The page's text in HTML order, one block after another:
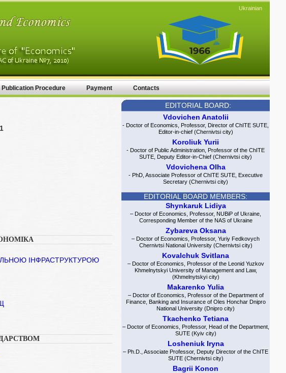
Publication Procedure Payment Contacts
ІНФРАСТРУКТУРОЮ
Ukrainian
EDITORIAL BOARD:
Vdovichen Anatolii
- Doctor of Economics, Professor, Director of ChITE SUTE,
Editor-in-chief (Chernivtsi city)
Koroliuk Yurii
- Doctor of Public Administration, Professor of the ChITE
SUTE, Deputy Editor-in-Chief (Chernivtsi city)
Vdovichena Olha
- PhD, Associate Professor of ChITE SUTE, Executive
Secretary (Chernivtsi city)
EDITORIAL BOARD MEMBERS:
Shynkaruk Lidiya
– Doctor of Economics, Professor, NUBiP of Ukraine,
Corresponding Member of the NAS of Ukraine
Zybareva Oksana
– Doctor of Economics, Professor, Yuriy Fedkovych
Chernivtsi National University (Chernivtsi city)
Kovalchuk Svitlana
– Doctor of Economics, Professor of the Leonid Yuzkov
Khmelnytskyi University of Management and Law,
(Khmelnytskyi city)
Makarenko Yulia
– Doctor of Economics, Professor of the Department of
Finance, Banking and Insurance of Oles Honchar Dnipro
National University (Dnipro city)
Tkachenko Tetiana
– Doctor of Economics, Professor, Head of the Department,
SUTE (Kyiv city)
Losheniuk Iryna
– Ph.D., Associate Professor, Deputy Director of the ChITE
SUTE (Chernivtsi city)
Bagrii Konon